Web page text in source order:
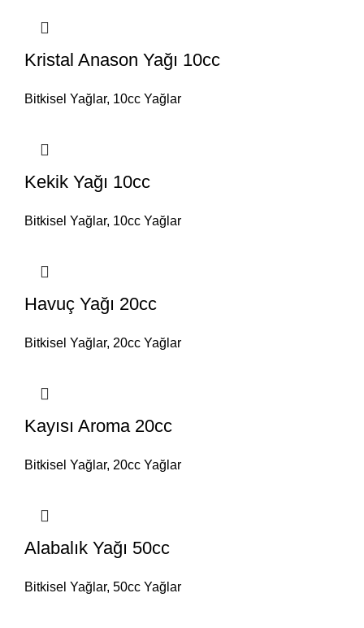
Kristal Anason Yağı 10cc
Bitkisel Yağlar, 10cc Yağlar
Kekik Yağı 10cc
Bitkisel Yağlar, 10cc Yağlar
Havuç Yağı 20cc
Bitkisel Yağlar, 20cc Yağlar
Kayısı Aroma 20cc
Bitkisel Yağlar, 20cc Yağlar
Alabalık Yağı 50cc
Bitkisel Yağlar, 50cc Yağlar